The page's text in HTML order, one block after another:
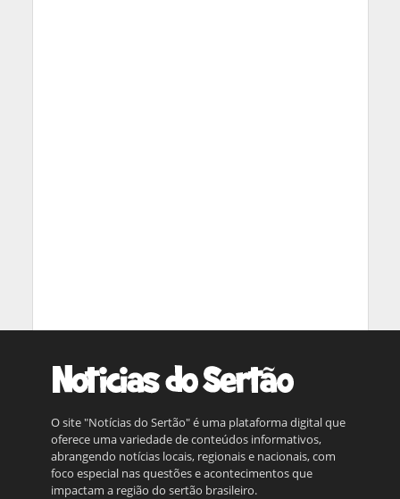
O site "Notícias do Sertão" é uma plataforma digital que
oferece uma variedade de conteúdos informativos,
abrangendo notícias locais, regionais e nacionais, com
foco especial nas questões e acontecimentos que
impactam a região do sertão brasileiro.